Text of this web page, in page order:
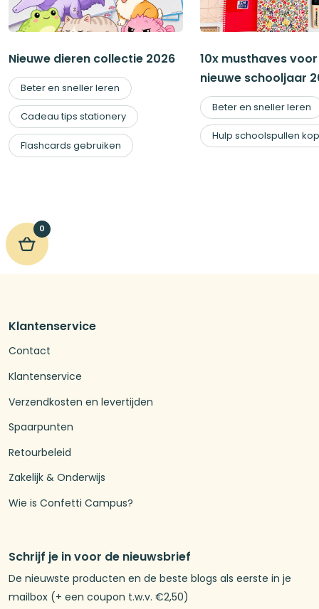
Nieuwe dieren collectie 2026
Beter en sneller leren
Cadeau tips stationery
Flashcards gebruiken
10x musthaves
nieuwe schooljaar
Beter en sneller leren
Hulp schoolspullen
0
Klantenservice
Contact
Klantenservice
Verzendkosten en levertijden
Spaarpunten
Retourbeleid
Zakelijk & Onderwijs
Wie is Confetti Campus?
Schrijf je in voor de nieuwsbrief
De nieuwste producten en de beste blogs als eerste in je
mailbox (+ een coupon t.w.v. €2,50)